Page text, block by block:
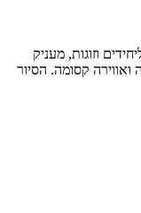
וזוגות, מעניק
ואווירה קסומה. הסיור